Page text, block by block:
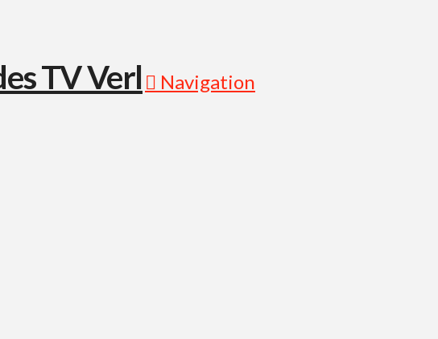
Navigation